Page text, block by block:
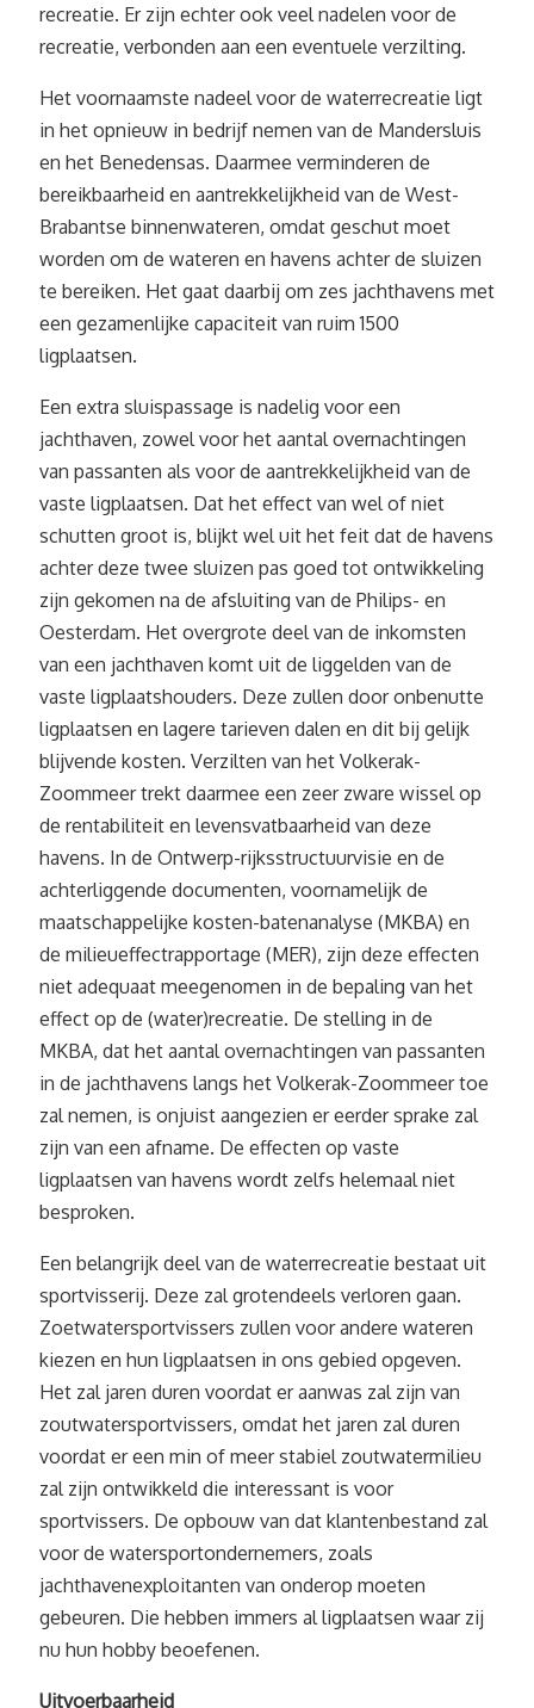
recreatie. Er zijn echter ook veel nadelen voor de
recreatie, verbonden aan een eventuele verzilting.
Het voornaamste nadeel voor de waterrecreatie ligt
in het opnieuw in bedrijf nemen van de Mandersluis
en het Benedensas. Daarmee verminderen de
bereikbaarheid en aantrekkelijkheid van de West-
Brabantse binnenwateren, omdat geschut moet
worden om de wateren en havens achter de sluizen
te bereiken. Het gaat daarbij om zes jachthavens met
een gezamenlijke capaciteit van ruim 1500
ligplaatsen.
Een extra sluispassage is nadelig voor een
jachthaven, zowel voor het aantal overnachtingen
van passanten als voor de aantrekkelijkheid van de
vaste ligplaatsen. Dat het effect van wel of niet
schutten groot is, blijkt wel uit het feit dat de havens
achter deze twee sluizen pas goed tot ontwikkeling
zijn gekomen na de afsluiting van de Philips- en
Oesterdam. Het overgrote deel van de inkomsten
van een jachthaven komt uit de liggelden van de
vaste ligplaatshouders. Deze zullen door onbenutte
ligplaatsen en lagere tarieven dalen en dit bij gelijk
blijvende kosten. Verzilten van het Volkerak-
Zoommeer trekt daarmee een zeer zware wissel op
de rentabiliteit en levensvatbaarheid van deze
havens. In de Ontwerp-rijksstructuurvisie en de
achterliggende documenten, voornamelijk de
maatschappelijke kosten-batenanalyse (MKBA) en
de milieueffectrapportage (MER), zijn deze effecten
niet adequaat meegenomen in de bepaling van het
effect op de (water)recreatie. De stelling in de
MKBA, dat het aantal overnachtingen van passanten
in de jachthavens langs het Volkerak-Zoommeer toe
zal nemen, is onjuist aangezien er eerder sprake zal
zijn van een afname. De effecten op vaste
ligplaatsen van havens wordt zelfs helemaal niet
besproken.
Een belangrijk deel van de waterrecreatie bestaat uit
sportvisserij. Deze zal grotendeels verloren gaan.
Zoetwatersportvissers zullen voor andere wateren
kiezen en hun ligplaatsen in ons gebied opgeven.
Het zal jaren duren voordat er aanwas zal zijn van
zoutwatersportvissers, omdat het jaren zal duren
voordat er een min of meer stabiel zoutwatermilieu
zal zijn ontwikkeld die interessant is voor
sportvissers. De opbouw van dat klantenbestand zal
voor de watersportondernemers, zoals
jachthavenexploitanten van onderop moeten
gebeuren. Die hebben immers al ligplaatsen waar zij
nu hun hobby beoefenen.
Uitvoerbaarheid